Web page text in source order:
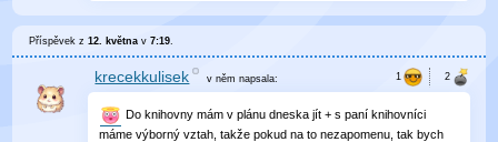
Příspěvek z12. května v7:19.
krecekkulisek v němnapsala:
Do knihovny mám v plánu dneska jít + s paní knihovníci
máme výborný vztah, takže pokud na to nezapomenu, tak bych